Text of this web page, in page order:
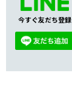
今すぐ友だち登録